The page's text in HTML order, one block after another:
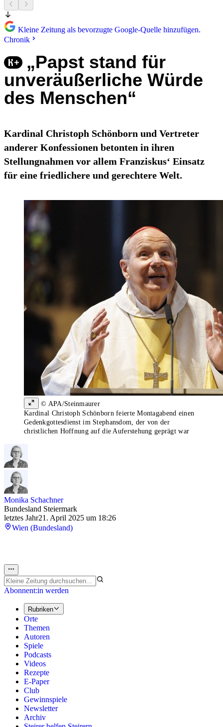
Kleine Zeitung als bevorzugte Google-Quelle hinzufügen.
Chronik
„Papst stand für
unveräußerliche Würde
des Menschen“
Kardinal Christoph Schönborn und Vertreter
anderer Konfessionen betonten in ihren
Stellungnahmen vor allem Franziskus‘ Einsatz
für eine friedlichere und gerechtere Welt.
© APA/Steinmaurer
Kardinal Christoph Schönborn feierte Montagabend einen
Gedenkgottesdienst im Stephansdom, der von der
christlichen Hoffnung auf die Auferstehung geprägt war
Monika Schachner
Bundesland Steiermark
letztes Jahr21. April 2025 um 18:26
Wien (Bundesland)
Abonnent:in werden
Rubriken
Orte
Themen
Autoren
Spiele
Podcasts
Videos
Rezepte
E-Paper
Club
Gewinnspiele
Newsletter
Archiv